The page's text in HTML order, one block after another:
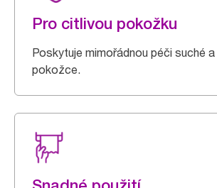
Pro citlivou pokožku
Poskytuje mimořádnou péči suché
pokožce.